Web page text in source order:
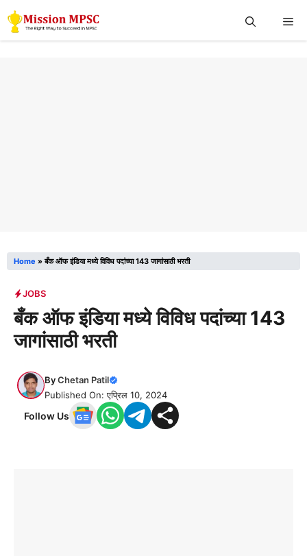
Skip
to
Home »बँक ऑफ इंडिया मध्ये विविध पदांच्या 143 जागांसाठी भरती
JOBS
बँक ऑफ इंडिया मध्ये विविध पदांच्या 143
जागांसाठी भरती
ByChetan Patil
Published On: एप्रिल 10, 2024
Follow Us